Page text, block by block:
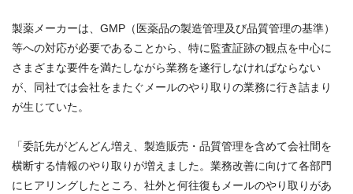
製薬メーカーは、GMP（医薬品の製造管理及び品質管理の基準）
等への対応が必要であることから、特に監査証跡の観点を中心に
さまざまな要件を満たしながら業務を遂行しなければならない
が、同社では会社をまたぐメールのやり取りの業務に行き詰まり
が生じていた。
「委託先がどんどん増え、製造販売・品質管理を含めて会社間を
横断する情報のやり取りが増えました。業務改善に向けて各部門
にヒアリングしたところ、社外と何往復もメールのやり取りがあ